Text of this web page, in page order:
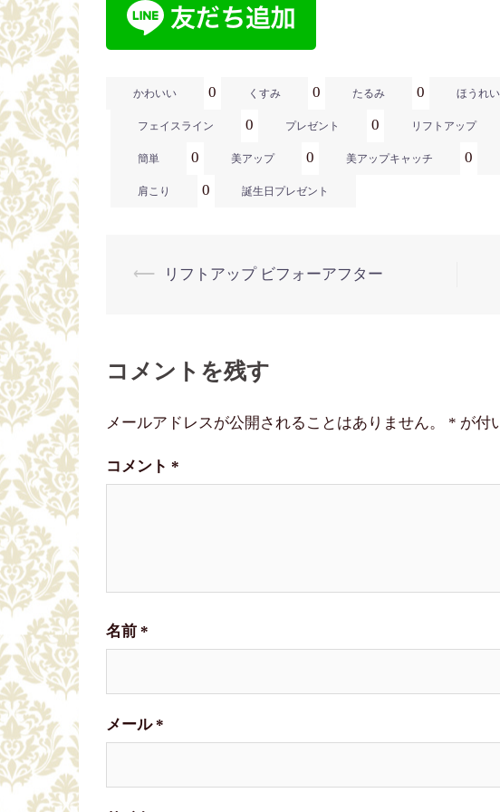
かわいい 0 くすみ 0 たるみ 0 ほうれ
フェイスライン 0 プレゼント 0 リフトアップ
簡単 0 美アップ 0 美アップキャッチ 0
肩こり 0 誕生日プレゼント
投
ナ
ビ
ゲ
ン
⟵ リフトアップ ビフォーアフター
コメントを残す
メールアドレスが公開されることはありません。 * が付
コメント *
名前 *
メール*